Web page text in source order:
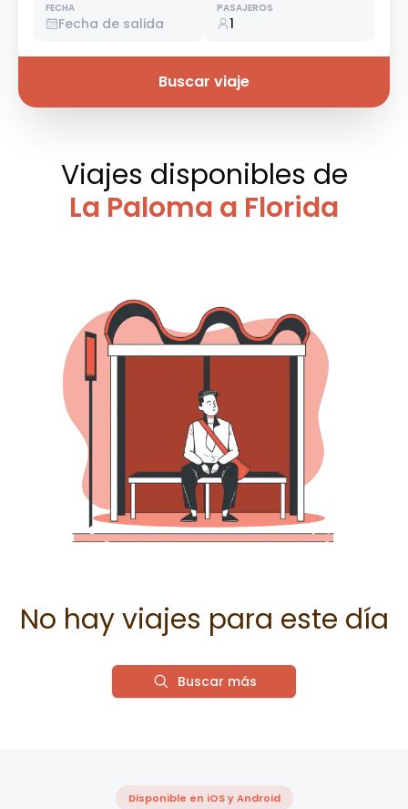
FECHA
Fecha de salida
PASAJEROS
1
Buscar viaje
Viajes disponibles de
La Paloma a Florida
No hay viajes para este día
Buscar más
Disponible en iOS y Android